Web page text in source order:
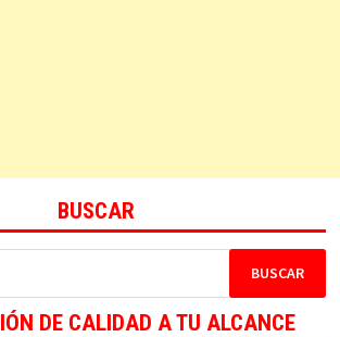
BUSCAR
DE CALIDAD A TU ALCANCE